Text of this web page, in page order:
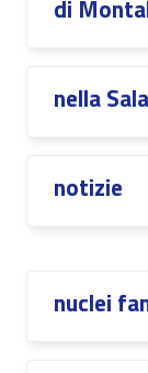
di
nella
notizie
nuclei